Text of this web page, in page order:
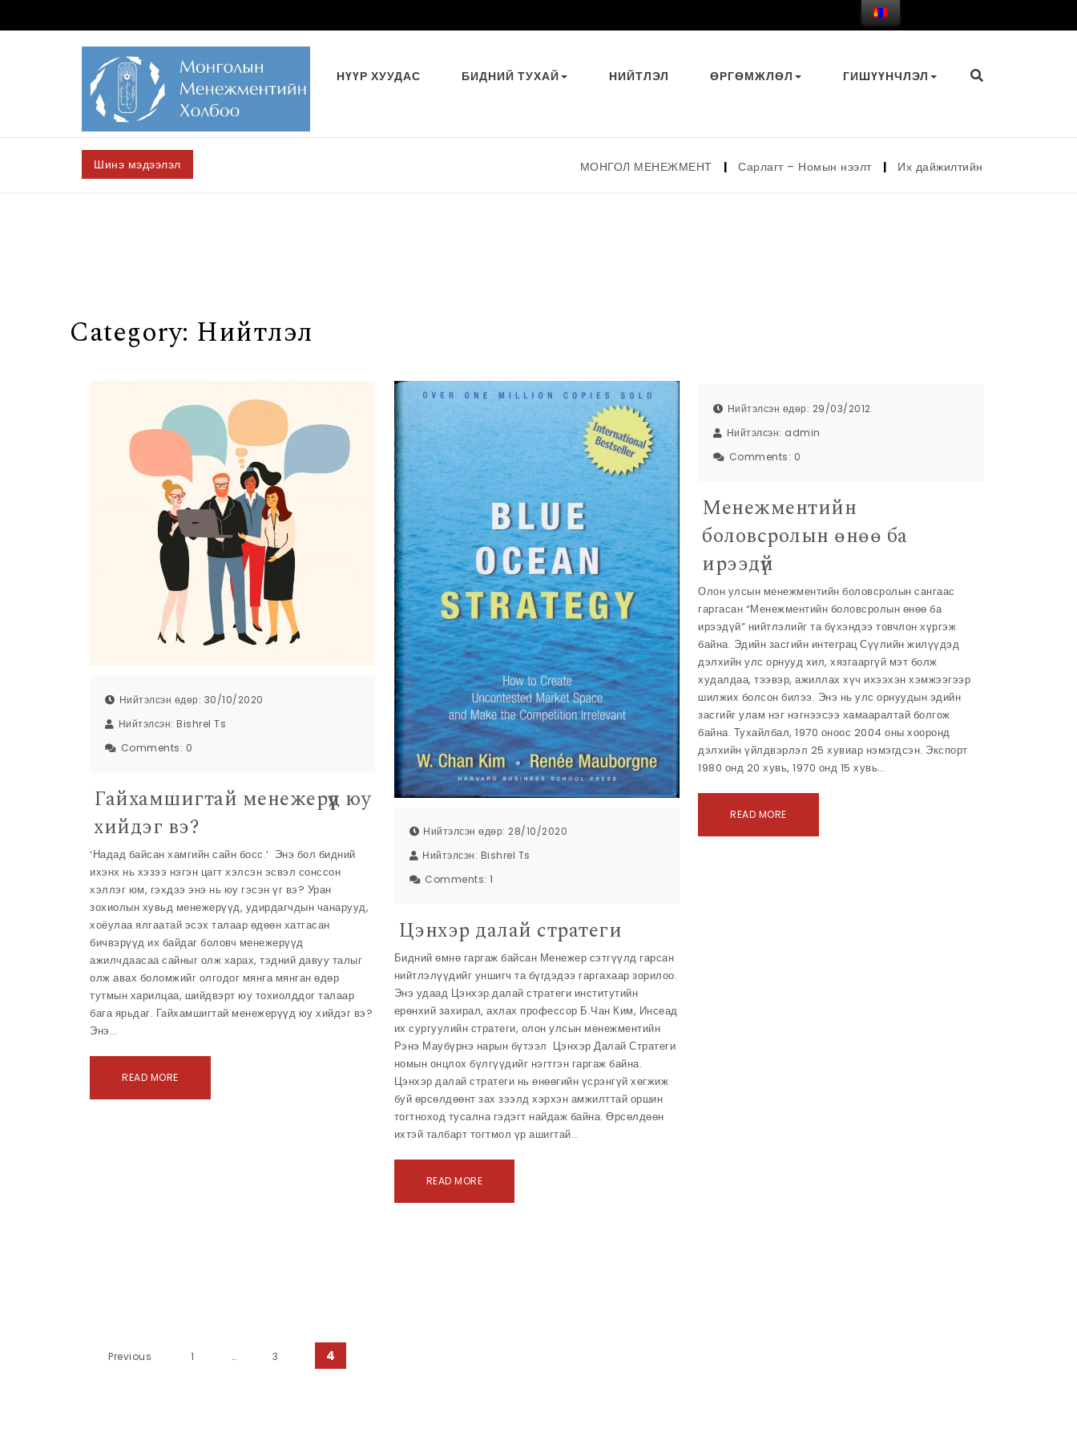
НҮҮР ХУУДАС БИДНИЙ ТУХАЙ НИЙТЛЭЛ ӨРГӨМЖЛӨЛ ГИШҮҮНЧЛЭЛ
Шинэ мэдээлэл МОНГОЛ МЕНЕЖМЕНТ | Сарлагт – Номын нээлт | Их дайжилтийн үе
Category: Нийтлэл
Нийтэлсэн өдөр: 30/10/2020
Нийтэлсэн: Bishrel Ts
Comments: 0
Гайхамшигтай менежерүүд юу
хийдэг вэ?
‘Надад байсан хамгийн сайн босс.’ Энэ бол бидний
ихэнх нь хэзээ нэгэн цагт хэлсэн эсвэл сонссон
хэллэг юм, гэхдээ энэ нь юу гэсэн үг вэ? Уран
зохиолын хувьд менежерүүд, удирдагчдын чанарууд,
хоёулаа ялгаатай эсэх талаар өдөөн хатгасан
бичвэрүүд их байдаг боловч менежерүүд
ажилчдаасаа сайныг олж харах, тэдний давуу талыг
олж авах боломжийг олгодог мянга мянган өдөр
тутмын харилцаа, шийдвэрт юу тохиолддог талаар
бага ярьдаг. Гайхамшигтай менежерүүд юу хийдэг вэ?
Энэ…
READ MORE
Нийтэлсэн өдөр: 28/10/2020
Нийтэлсэн: Bishrel Ts
Comments:1
Цэнхэр далай стратеги​
Бидний өмнө гаргаж байсан Менежер сэтгүүлд гарсан
нийтлэлүүдийг уншигч та бүгдэдээ гаргахаар зорилоо.
Энэ удаад Цэнхэр далай стратеги институтийн
ерөнхий захирал, ахлах профессор Б.Чан Ким, Инсеад
их сургуулийн стратеги, олон улсын менежментийн
Рэнэ Маубүрнэ нарын бүтээл Цэнхэр Далай Стратеги
номын онцлох бүлгүүдийг нэгтгэн гаргаж байна.
Цэнхэр далай стратеги нь өнөөгийн үсрэнгүй хөгжиж
буй өрсөлдөөнт зах зээлд хэрхэн амжилттай оршин
тогтноход тусална гэдэгт найдаж байна. Өрсөлдөөн
ихтэй талбарт тогтмол үр ашигтай…
READ MORE
Нийтэлсэн өдөр: 29/03/2012
Нийтэлсэн: admin
Comments: 0
Менежментийн
боловсролын өнөө ба
ирээдүй
Олон улсын менежментийн боловсролын сангаас
гаргасан “Менежментийн боловсролын өнөө ба
ирээдүй” нийтлэлийг та бүхэндээ товчлон хүргэж
байна. Эдийн засгийн интеграц Сүүлийн жилүүдэд
дэлхийн улс орнууд хил, хязгааргүй мэт болж
худалдаа, тээвэр, ажиллах хүч ихээхэн хэмжээгээр
шилжих болсон билээ. Энэ нь улс орнуудын эдийн
засгийг улам нэг нэгнээсээ хамааралтай болгож
байна. Тухайлбал, 1970 оноос 2004 оны хооронд
дэлхийн үйлдвэрлэл 25 хувиар нэмэгдсэн. Экспорт
1980 онд 20 хувь, 1970 онд 15 хувь…
READ MORE
Нийтлэлийн залуурдлага
Previous 1 … 3 4